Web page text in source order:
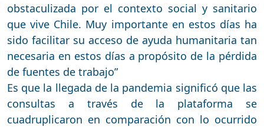
obstaculizada por el contexto social y sanitario
que vive Chile. Muy importante en estos días ha
sido facilitar su acceso de ayuda humanitaria tan
necesaria en estos días a propósito de la pérdida
de fuentes de trabajo”
Es que la llegada de la pandemia significó que las
consultas a través de la plataforma se
cuadruplicaron en comparación con lo ocurrido